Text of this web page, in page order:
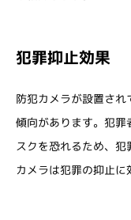
犯罪抑止効果
防犯カメラが設置さ
傾向があります。犯罪
スクを恐れるため、
カメラは犯罪の抑止に